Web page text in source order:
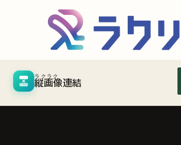
ラクラク
縦画像連結